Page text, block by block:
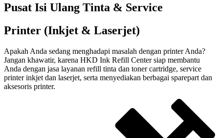
Pusat Isi Ulang Tinta & Service
Printer (Inkjet & Laserjet)
Apakah Anda sedang menghadapi masalah dengan printer Anda?
Jangan khawatir, karena HKD Ink Refill Center siap membantu
Anda dengan jasa layanan refill tinta dan toner cartridge, service
printer inkjet dan laserjet, serta menyediakan berbagai sparepart dan
aksesoris printer.